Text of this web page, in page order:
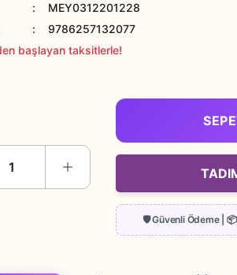
MEY0312201228
9786257132077
başlayan taksitlerle!